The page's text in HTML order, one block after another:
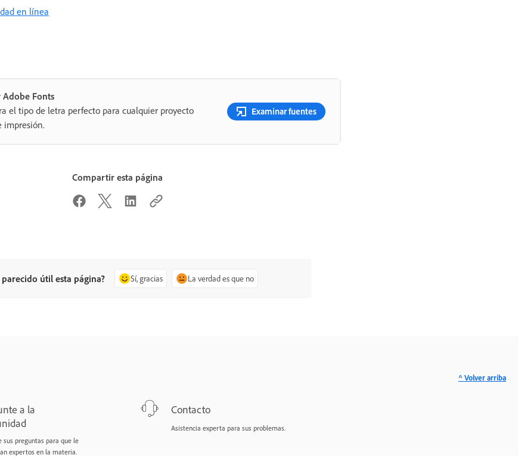
en línea
Adobe Fonts
el tipo de letra perfecto para cualquier proyecto
impresión.
Examinar fuentes
Compartir esta página
parecido útil esta página? Sí, gracias La verdad es que no
a la
sus preguntas para que le
expertos en la materia.
Contacto
Asistencia experta para sus problemas.
^ Volver arriba